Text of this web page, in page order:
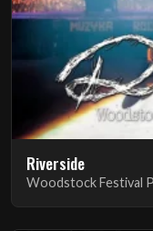
Riverside
Woodstock Festival